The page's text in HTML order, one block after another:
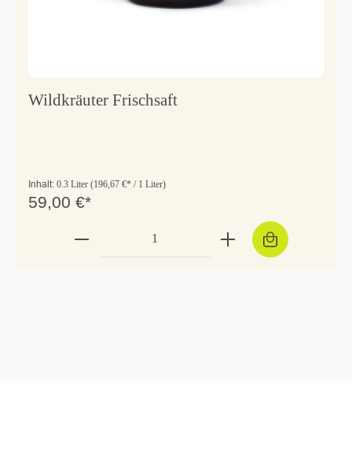
Wildkräuter Frischsaft
Inhalt: 0.3 Liter (196,67 €* / 1 Liter)
59,00 €*